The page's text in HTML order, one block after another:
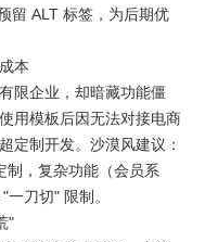
留 ALT 标签，为后期优
本​
限企业，却暗藏功能僵
用模板后因无法对接电商
定制开发。沙漠风建议：
，复杂功能（会员系
刀切" 限制。​
"​